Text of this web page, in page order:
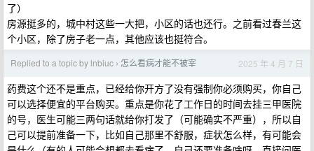
了）
房源挺多的，城中村这些一大把，小区的话也还行。之前看过春兰这
个小区，除了房子老一点，其他应该也挺符合。
Replied to a topic by lnbiuc › 怎么看病才能不被宰 2025 年 4 月 7 日
药费这个还不是重点，已经给你开方了没有强制你必须购买，你自己
可以选择便宜的平台购买。重点是你花了工作日的时间去挂三甲医院
的号，医生可能三两句话就给你打发了（可能确实不严重），所以自
己可以提前准备一下，比如自己那里不舒服，症状怎么样，有可能会